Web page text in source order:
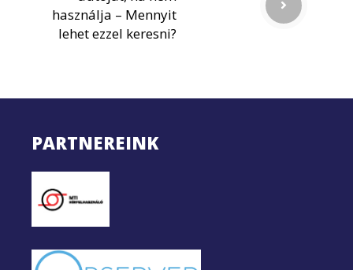
használja – Mennyit
lehet ezzel keresni?
PARTNEREINK